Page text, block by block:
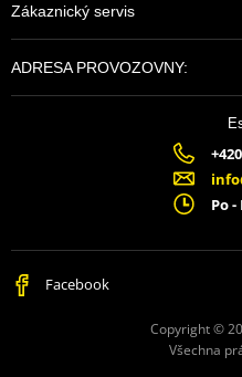
Zákaznický servis
ADRESA PROVOZOVNY:
Po -
Facebook
Copyright ©
Všechna